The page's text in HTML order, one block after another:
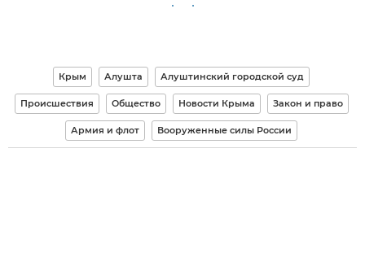
Крым Алушта Алуштинский городской суд
Происшествия Общество Новости Крыма Закон и право
Армия и флот Вооруженные силы России